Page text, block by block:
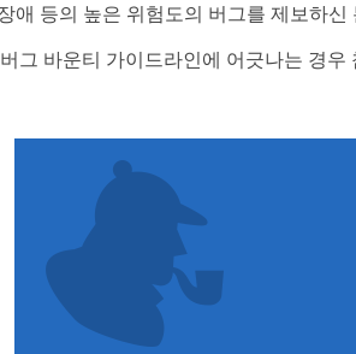
애 등의 높은 위험도의 버그를 제보하
그 바운티 가이드라인에 어긋나는 경